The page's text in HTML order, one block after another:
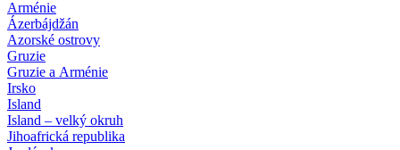
Arménie
Ázerbájdžán
Azorské ostrovy
Gruzie
Gruzie a Arménie
Irsko
Island
Island – velký okruh
Jihoafrická republika